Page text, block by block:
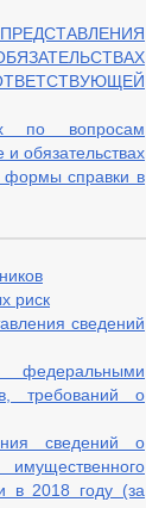
по вопросам
обязательствах
формы справки в
риск
сведений
федеральными
требований о
сведений о
в 2018 году (за